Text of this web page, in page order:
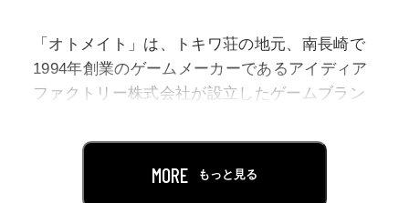
「オトメイト」は、トキワ荘の地元、南長崎で
1994年創業のゲームメーカーであるアイディア
ファクトリー株式会社が設立したゲームブラン
かつて、トキワ荘のマンガ家たちが少女の恋心
MORE もっと見る